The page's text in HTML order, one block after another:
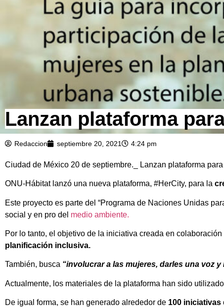
Lanzan plataforma
Redaccion septiembre 20, 2021 4:24 pm
Ciudad de México 20 de septiembre._ Lanzan plataforma
ONU-Hábitat lanzó una nueva plataforma, #HerCity, para la
Este proyecto es parte del “Programa de Naciones Unidas
social y en pro del medio ambiente.
Por lo tanto, el objetivo de la iniciativa creada en
planificación inclusiva.
También, busca “involucrar a las mujeres, darles una voz
Actualmente, los materiales de la plataforma han sido
De igual forma, se han generado alrededor de 100 iniciativas